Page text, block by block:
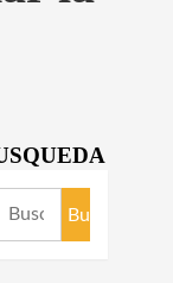
Buscar: